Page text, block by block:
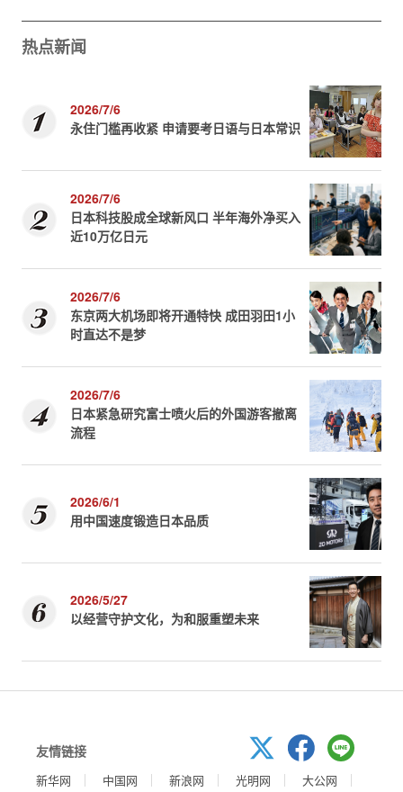
热点新闻
2026/7/6
永住门槛再收紧 申请要考日语与日本常识
2026/7/6
日本科技股成全球新风口 半年海外净买入
近10万亿日元
2026/7/6
东京两大机场即将开通特快 成田羽田1小
时直达不是梦
2026/7/6
日本紧急研究富士喷火后的外国游客撤离
流程
2026/6/1
用中国速度锻造日本品质
2026/5/27
以经营守护文化，为和服重塑未来
友情链接
新华网 中国网 新浪网 光明网
大公网